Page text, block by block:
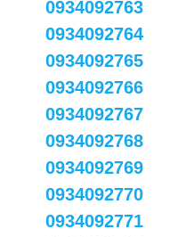
0934092763
0934092764
0934092765
0934092766
0934092767
0934092768
0934092769
0934092770
0934092771